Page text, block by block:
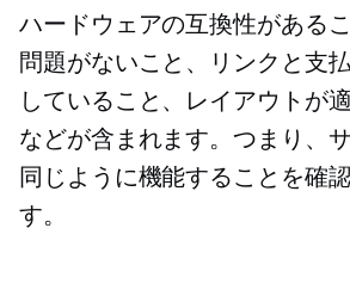
ハードウェアの互換性がある
問題がないこと、リンクと支
していること、レイアウトが
などが含まれます。つまり、
同じように機能することを確
す。